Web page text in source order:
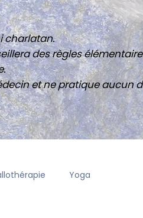
charlatan.
des règles
et ne pratique aucun
Yoga